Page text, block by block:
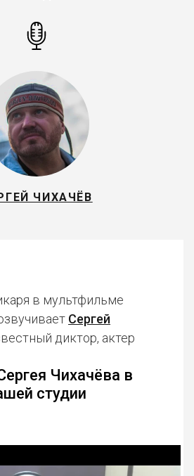
ЧИХАЧЁВ
в мультфильме
Сергей
диктор, актер
Чихачёва в
студии